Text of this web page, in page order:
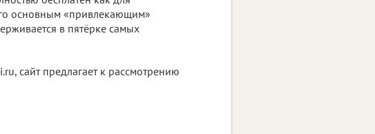
основным «привлекающим»
в пятёрке самых
сайт предлагает к рассмотрению